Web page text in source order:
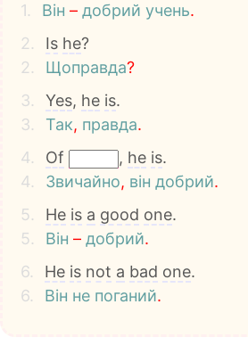
1.
Він – добрий учень.
2.
Is he?
2.
Щоправда?
3.
Yes, he is.
3.
Так, правда.
4.
Of , he is.
4.
Звичайно, він добрий.
5.
He is a good one.
5.
Він – добрий.
6.
He is not a bad one.
6.
Він не поганий.